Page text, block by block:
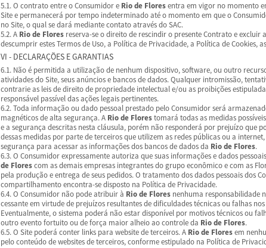
5.1. O contrato entre o Consumidor e Rio de Floresentra em vigor no momento
Site e permanecerá por tempo indeterminado até o momento em que o
no Site, o qual se dará mediante contato através do SAC.
5.2. A Rio de Flores reserva-se o direito de rescindir o presente Contrato e excluir
descumprir estes Termos de Uso, a Política de Privacidade, a Política de Cookies,
VI - DECLARAÇÕES E GARANTIAS
6.1. Não é permitida a utilização de nenhum dispositivo, software, ou outro
atividades do Site, seus anúncios e bancos de dados. Qualquer intromissão,
contrarie as leis de direito de propriedade intelectual e/ou as proibições
responsável passível das ações legais pertinentes.
6.2. Toda informação ou dado pessoal prestado pelo Consumidor será
magnéticos de alta segurança. A Rio de Florestomará todas as medidas
e a segurança descritas nesta cláusula, porém não responderá por prejuízo que
dessas medidas por parte de terceiros que utilizem as redes públicas ou a
segurança para acessar as informações dos bancos de dados da Rio de Flores.
6.3. O Consumidor expressamente autoriza que suas informações e dados
de Florescom as demais empresas integrantes do grupo econômico e com as
pela produção e entrega de seus pedidos. O tratamento dos dados pessoais dos
compartilhamento encontra-se disposto na Política de Privacidade.
6.4. O Consumidor não pode atribuir à Rio de Flores nenhuma responsabilidade
cessante em virtude de prejuízos resultantes de dificuldades técnicas ou falhas
Eventualmente, o sistema poderá não estar disponível por motivos técnicos ou
outro evento fortuito ou de força maior alheio ao controle da Rio de Flores.
6.5. O Site poderá conter links para website de terceiros. A Rio de Floresem
pelo conteúdo de websites de terceiros, conforme estipulado na Política de